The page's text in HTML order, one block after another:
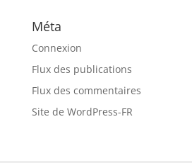
Méta
Connexion
Flux des publications
Flux des commentaires
Site de WordPress-FR